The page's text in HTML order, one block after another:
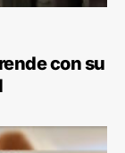
con su